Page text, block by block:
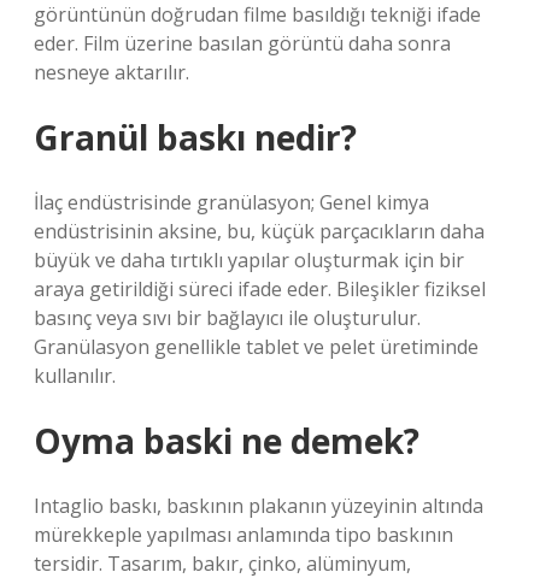
görüntünün doğrudan filme basıldığı tekniği ifade
eder. Film üzerine basılan görüntü daha sonra
nesneye aktarılır.
Granül baskı nedir?
İlaç endüstrisinde granülasyon; Genel kimya
endüstrisinin aksine, bu, küçük parçacıkların daha
büyük ve daha tırtıklı yapılar oluşturmak için bir
araya getirildiği süreci ifade eder. Bileşikler fiziksel
basınç veya sıvı bir bağlayıcı ile oluşturulur.
Granülasyon genellikle tablet ve pelet üretiminde
kullanılır.
Oyma baski ne demek?
Intaglio baskı, baskının plakanın yüzeyinin altında
mürekkeple yapılması anlamında tipo baskının
tersidir. Tasarım, bakır, çinko, alüminyum,